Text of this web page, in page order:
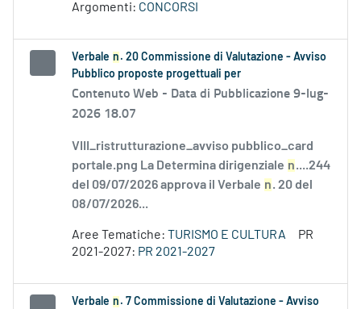
Argomenti: CONCORSI
Verbale n . 20 Commissione di Valutazione - Avviso
Pubblico proposte progettuali per
Contenuto Web - Data di Pubblicazione 9-lug-
2026 18.07
VIII_ristrutturazione_avviso pubblico_card
portale.png La Determina dirigenziale n....244
del 09/07/2026 approva il Verbale n. 20 del
08/07/2026...
Aree Tematiche: TURISMO E CULTURA
PR
2021-2027: PR 2021-2027
Verbale n . 7 Commissione di Valutazione - Avviso